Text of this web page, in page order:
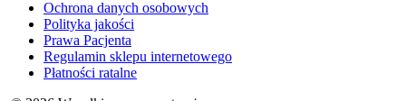
Ochrona danych osobowych
Polityka jakości
Prawa Pacjenta
Regulamin sklepu internetowego
Płatności ratalne